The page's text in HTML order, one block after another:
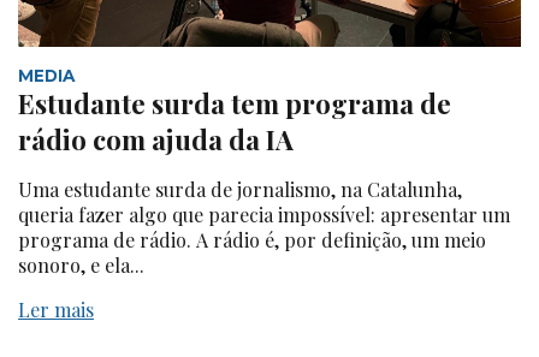
MEDIA
Estudante surda tem programa de
rádio com ajuda da IA
Uma estudante surda de jornalismo, na Catalunha,
queria fazer algo que parecia impossível: apresentar um
programa de rádio. A rádio é, por definição, um meio
sonoro, e ela...
Ler mais